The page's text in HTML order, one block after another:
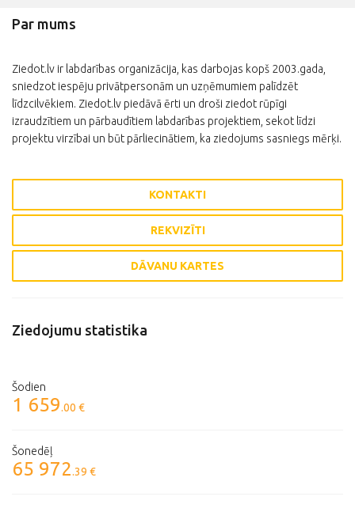
Par mums
Ziedot.lv ir labdarības organizācija, kas darbojas kopš 2003.gada,
sniedzot iespēju privātpersonām un uzņēmumiem palīdzēt
līdzcilvēkiem. Ziedot.lv piedāvā ērti un droši ziedot rūpīgi
izraudzītiem un pārbaudītiem labdarības projektiem, sekot līdzi
projektu virzībai un būt pārliecinātiem, ka ziedojums sasniegs mērķi.
KONTAKTI
REKVIZĪTI
DĀVANU KARTES
Ziedojumu statistika
Šodien
1 659.00 €
Šonedēļ
65 972.39 €